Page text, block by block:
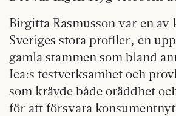
Birgitta Rasmusson var en av
Sveriges stora profiler, en
gamla stammen som bland
Ica:s testverksamhet och
som krävde både oräddhet
för att försvara